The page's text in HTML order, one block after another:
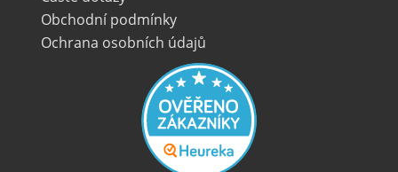
Obchodní podmínky
Ochrana osobních údajů